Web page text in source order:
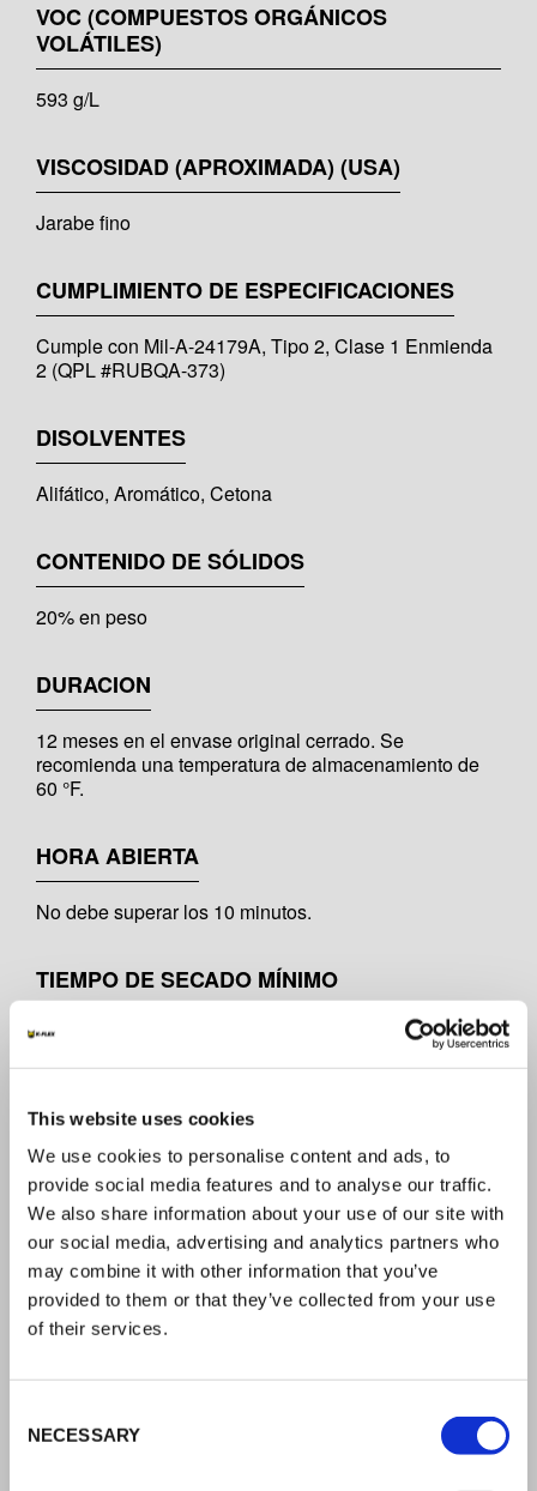
This website uses cookies
We use cookies to personalise content and ads, to
provide social media features and to analyse our traffic.
We also share information about your use of our site with
our social media, advertising and analytics partners who
may combine it with other information that you’ve
provided to them or that they’ve collected from your use
of their services.
Selection
NECESSARY
VOC (COMPUESTOS ORGÁNICOS
VOLÁTILES)
593 g/L
VISCOSIDAD (APROXIMADA) (USA)
Jarabe fino
CUMPLIMIENTO DE ESPECIFICACIONES
Cumple con Mil-A-24179A, Tipo 2, Clase 1 Enmienda
2 (QPL #RUBQA-373)
DISOLVENTES
Alifático, Aromático, Cetona
CONTENIDO DE SÓLIDOS
20% en peso
DURACION
12 meses en el envase original cerrado. Se
recomienda una temperatura de almacenamiento de
60 °F.
HORA ABIERTA
No debe superar los 10 minutos.
TIEMPO DE SECADO MÍNIMO
5 - 10 minutos en condiciones normales. El secado
puede acelerarse utilizando ventilación forzada y/o
LÍMITE DE TEMPERATURA SUPERFICIAL
ALTA
220°F (104°C) para costuras y juntas de aislamiento
de tuberías.
200°F (93°C) para láminas de unión completa.
60, UN 1133, IMDG class 3.1